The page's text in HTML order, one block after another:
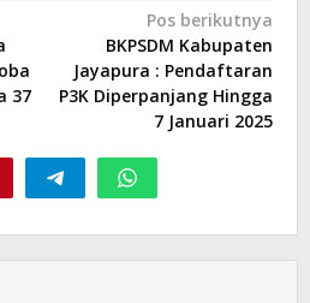
37
Pos berikutnya
BKPSDM Kabupaten
Jayapura : Pendaftaran
P3K Diperpanjang Hingga
7 Januari 2025